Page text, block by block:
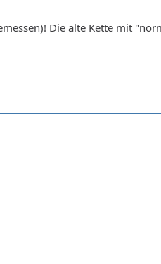
Die alte Kette mit